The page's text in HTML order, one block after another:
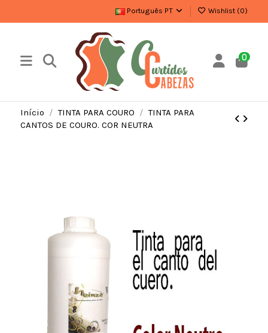
Português PT Wishlist (0)
0
Início TINTA PARA COURO
TINTA PARA
CANTOS DE COURO. COR NEUTRA